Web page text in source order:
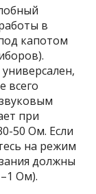
в
капотом
всего
при
50 Ом. Если
на режим
должны
Ом).